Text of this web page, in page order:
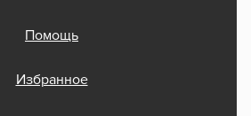
Помощь
Избранное